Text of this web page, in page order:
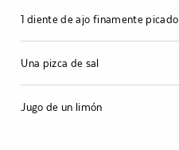
1 diente de ajo finamente picado
Una pizca de sal
Jugo de un limón